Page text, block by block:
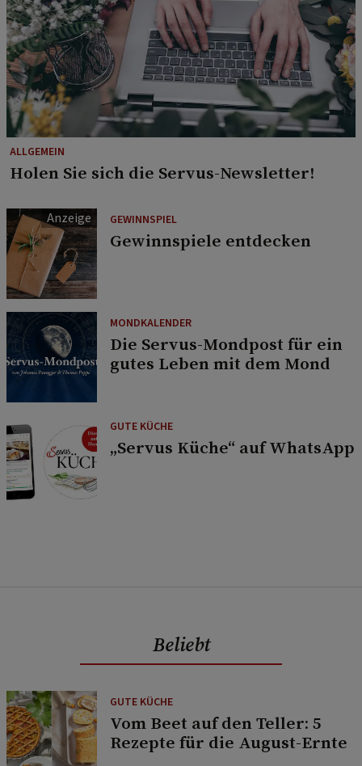
GEWINNSPIEL
Gewinnspiele entdecken
MONDKALENDER
Die Servus-Mondpost für ein
gutes Leben mit dem Mond
GUTE KÜCHE
„Servus Küche“ auf WhatsApp
ALLGEMEIN
Holen Sie sich die Servus-Newsletter!
Beliebt
GUTE KÜCHE
Vom Beet auf den Teller: 5
Rezepte für die August-Ernte